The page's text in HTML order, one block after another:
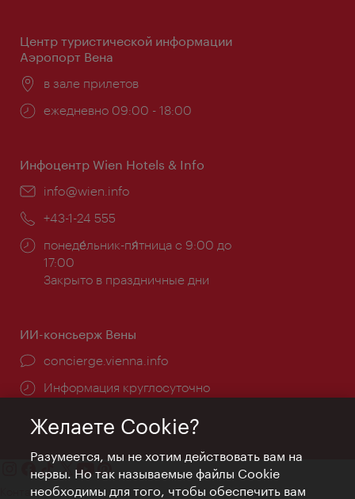
Центр туристической информации
Аэропорт Вена
Расположение:
в зале прилетов
Часы
ежедневно 09:00 - 18:00
Инфоцентр Wien Hotels & Info
Эл.
info@wien.info
Телефон:
+43-1-24 555
Часы
работы:
понеде́льник-пя́тница с 9:00 до
17:00
Закрыто в праздничные дни
ИИ-консьерж Вены
concierge.vienna.info
Информация круглосуточно
Контакт
Желаете Cookie?
Разумеется, мы не хотим действовать вам на
нервы. Но так называемые файлы Cookie
необходимы для того, чтобы обеспечить вам